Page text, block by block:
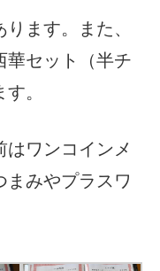
ます。また、
華セット（半チ
。
はワンコインメ
まみやプラスワ